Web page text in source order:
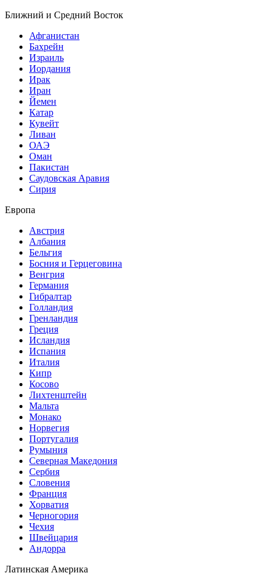
Ближний и Средний Восток
Афганистан
Бахрейн
Израиль
Иордания
Ирак
Иран
Йемен
Катар
Кувейт
Ливан
ОАЭ
Оман
Пакистан
Саудовская Аравия
Сирия
Европа
Австрия
Албания
Бельгия
Босния и Герцеговина
Венгрия
Германия
Гибралтар
Голландия
Гренландия
Греция
Исландия
Испания
Италия
Кипр
Косово
Лихтенштейн
Мальта
Монако
Норвегия
Португалия
Румыния
Северная Македония
Сербия
Словения
Франция
Хорватия
Черногория
Чехия
Швейцария
Андорра
Латинская Америка